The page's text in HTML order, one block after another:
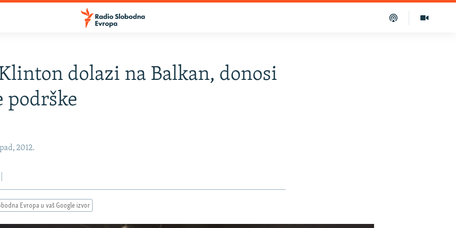
dolazi na Balkan, donosi
podrške
2012.
Evropa u vaš Google izvor